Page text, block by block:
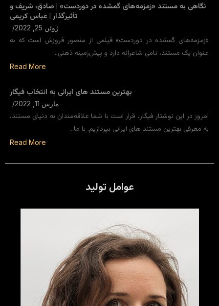
نگاهی به مستند «زمزمه‌های گمشده در دوردست» | صادق، شریف و
تأثیرگذار | عباس کریمی
ژوئن 25, 2022 /
«زمزمه‌های گمشده در دوردست» فیلمی از منصور فروزش است که به
عنوان یک مستند، نامی شاعرانه دارد و پیش‌زمینه ذهنی…
Read More
بهترین مستند های ایرانی به انتخاب فیگار
مارس 11, 2022 /
امروز در این نوشتار فیگار، قرار است با شما علاقه‌مندان به دنیای مستند،
به معرفی بهترین مستند های ایرانی بپردازیم. با ما…
Read More
عوامل تولید